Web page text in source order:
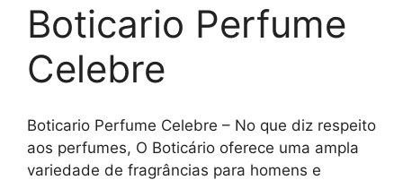
Boticario Perfume
Celebre
Boticario Perfume Celebre – No que diz respeito
aos perfumes, O Boticário oferece uma ampla
variedade de fragrâncias para homens e